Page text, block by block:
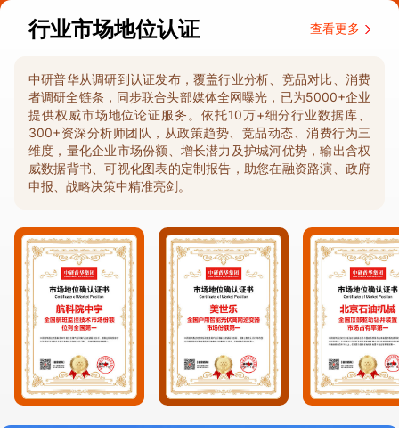
行业市场地位认证 查看更多
中研普华从调研到认证发布，覆盖行业分析、竞品对比、消费
者调研全链条，同步联合头部媒体全网曝光，已为5000+企业
提供权威市场地位论证服务。依托10万+细分行业数据库、
300+资深分析师团队，从政策趋势、竞品动态、消费行为三
维度，量化企业市场份额、增长潜力及护城河优势，输出含权
威数据背书、可视化图表的定制报告，助您在融资路演、政府
申报、战略决策中精准亮剑。